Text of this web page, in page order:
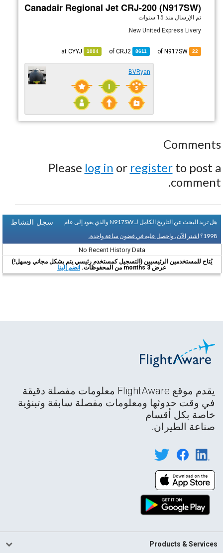
Canadair Regional Jet CRJ-200 (N917SW)
تم الإرسال منذ 15 سنوات
New United Express Livery.
22
8611
CRJ2
1004
CYYJ
BVRyan
Comments
Please log in or registerto post a
comment.
سجل النشاط
هل تريد البحث عن التاريخ الكامل لـ N917SW والذي يعود إلى عام
1998؟ اشتر الآن، واحصل عليه في غضون ساعة واحدة.
No Recent History Data
يُتاح للمستخدمين الرئيسيين (التسجيل كمستخدم رئيسي يتم بشكل مجاني وسهل!)
عرض 3 months من المحفوظات.
انضم إلينا
يقدم موقع FlightAware معلومات مفصلة دقيقة
في وقت حدوثها ومعلومات مفصلة سابقة وتبنؤية
خاصة بكل أقسام
صناعة الطيران.
Products & Services